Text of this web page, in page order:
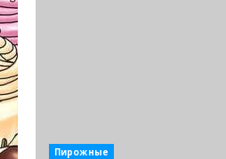
Пирожные